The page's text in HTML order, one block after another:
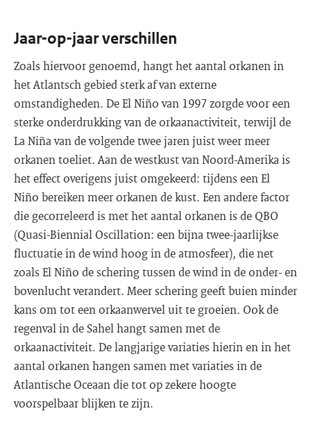
Jaar-op-jaar verschillen
Zoals hiervoor genoemd, hangt het aantal orkanen in
het Atlantsch gebied sterk af van externe
omstandigheden. De El Niño van 1997 zorgde voor een
sterke onderdrukking van de orkaanactiviteit, terwijl de
La Niña van de volgende twee jaren juist weer meer
orkanen toeliet. Aan de westkust van Noord-Amerika is
het effect overigens juist omgekeerd: tijdens een El
Niño bereiken meer orkanen de kust. Een andere factor
die gecorreleerd is met het aantal orkanen is de QBO
(Quasi-Biennial Oscillation: een bijna twee-jaarlijkse
fluctuatie in de wind hoog in de atmosfeer), die net
zoals El Niño de schering tussen de wind in de onder- en
bovenlucht verandert. Meer schering geeft buien minder
kans om tot een orkaanwervel uit te groeien. Ook de
regenval in de Sahel hangt samen met de
orkaanactiviteit. De langjarige variaties hierin en in het
aantal orkanen hangen samen met variaties in de
Atlantische Oceaan die tot op zekere hoogte
voorspelbaar blijken te zijn.